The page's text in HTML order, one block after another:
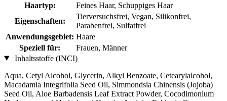
Haartyp:
Feines Haar, Schuppiges Haar
Eigenschaften:
Tierversuchsfrei, Vegan, Silikonfrei,
Parabenfrei, Sulfatfrei
Anwendungsgebiet: Haare
Speziell für:
Frauen, Männer
Inhaltsstoffe (INCI)
Aqua, Cetyl Alcohol, Glycerin, Alkyl Benzoate, Cetearylalcohol,
Macadamia Integrifolia Seed Oil, Simmondsia Chinensis (Jojoba)
Seed Oil, Aloe Barbadensis Leaf Extract Powder, Cocodimonium